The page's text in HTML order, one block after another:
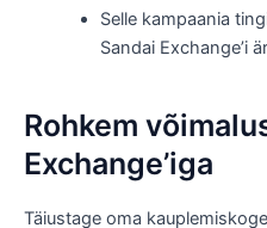
Selle kampaania
Sandai Exchange’i
Rohkem
Exchange’iga
Täiustage oma